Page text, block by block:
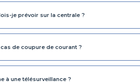
je prévoir sur la centrale ?
de coupure de courant ?
à une télésurveillance ?